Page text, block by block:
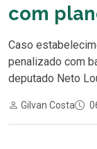
com
Caso
penalizado com
deputado Neto
Gilvan Costa